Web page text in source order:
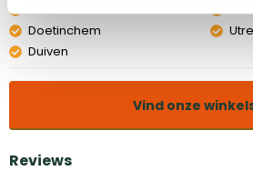
Den Bosch
Doetinchem
Duiven
Vind onze
Reviews